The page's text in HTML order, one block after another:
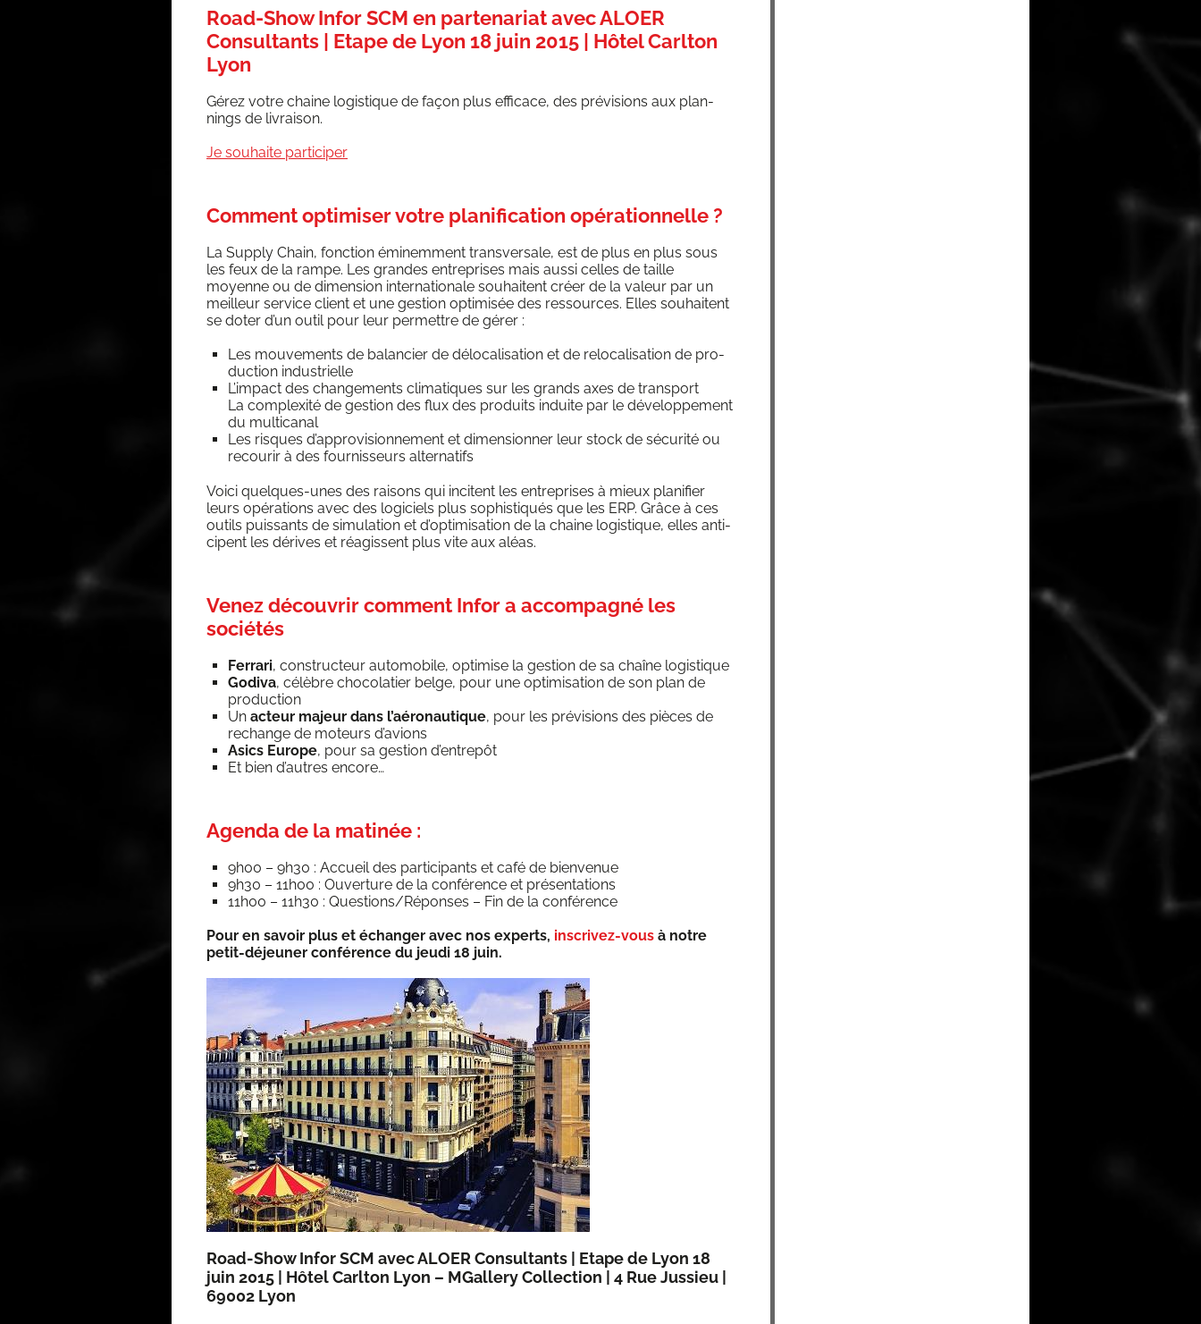
Road-Show Infor SCM en partenariat avec ALOER
Consultants | Etape de Lyon 18 juin 2015 | Hôtel Carlton
Lyon
Gérez votre chaine logis­tique de façon plus effi­cace, des pré­vi­sions aux plan­
nings de livraison.
Je sou­haite participer
Comment optimiser votre planification opérationnelle ?
La Sup­ply Chain, fonc­tion émi­nem­ment trans­ver­sale, est de plus en plus sous
les feux de la rampe. Les grandes entre­prises mais aus­si celles de taille
moyenne ou de dimen­sion inter­na­tio­nale sou­haitent créer de la valeur par un
meilleur ser­vice client et une ges­tion opti­mi­sée des res­sources. Elles sou­haitent
se doter d’un outil pour leur per­mettre de gérer :
Les mou­ve­ments de balan­cier de délo­ca­li­sa­tion et de relo­ca­li­sa­tion de pro­
duc­tion industrielle
L’impact des chan­ge­ments cli­ma­tiques sur les grands axes de trans­port
La com­plexi­té de ges­tion des flux des pro­duits induite par le déve­lop­pe­ment
du multicanal
Les risques d’approvisionnement et dimen­sion­ner leur stock de sécu­ri­té ou
recou­rir à des four­nis­seurs alternatifs
Voi­ci quelques-unes des rai­sons qui incitent les entre­prises à mieux pla­ni­fier
leurs opé­ra­tions avec des logi­ciels plus sophis­ti­qués que les ERP. Grâce à ces
outils puis­sants de simu­la­tion et d’optimisation de la chaine logis­tique, elles anti­
cipent les dérives et réagissent plus vite aux aléas.
Venez découvrir comment Infor a accompagné les
sociétés
Fer­ra­ri, construc­teur auto­mo­bile, opti­mise la ges­tion de sa chaîne logistique
Godi­va, célèbre cho­co­la­tier belge, pour une opti­mi­sa­tion de son plan de
production
Un acteur majeur dans l’aéronautique, pour les pré­vi­sions des pièces de
rechange de moteurs d’avions
Asics Europe, pour sa ges­tion d’entrepôt
Et bien d’autres encore…
Agenda de la matinée :
9h00 – 9h30 : Accueil des par­ti­ci­pants et café de bienvenue
9h30 – 11h00 : Ouver­ture de la confé­rence et présentations
11h00 – 11h30 : Questions/Réponses – Fin de la conférence
Pour en savoir plus et échan­ger avec nos experts, ins­cri­vez-vous à notre
petit-déjeu­ner confé­rence du jeu­di 18 juin.
Road-Show Infor SCM avec ALOER Consul­tants | Etape de Lyon 18
juin 2015 | Hôtel Carl­ton Lyon – MGal­le­ry Col­lec­tion | 4 Rue Jus­sieu |
69002 Lyon